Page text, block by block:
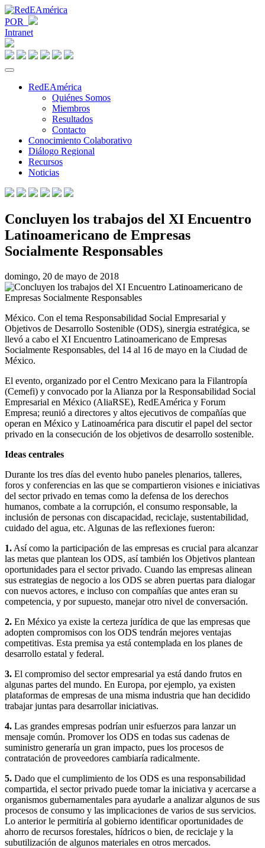
POR
Intranet
RedEAmérica
Quiénes Somos
Miembros
Resultados
Contacto
Conocimiento Colaborativo
Diálogo Regional
Recursos
Noticias
Concluyen los trabajos del XI Encuentro
Latinoamericano de Empresas
Socialmente Responsables
domingo, 20 de mayo de 2018
México. Con el tema Responsabilidad Social Empresarial y
Objetivos de Desarrollo Sostenible (ODS), sinergia estratégica, se
llevó a cabo el XI Encuentro Latinoamericano de Empresas
Socialmente Responsables, del 14 al 16 de mayo en la Ciudad de
México.
El evento, organizado por el Centro Mexicano para la Filantropía
(Cemefi) y convocado por la Alianza por la Responsabilidad Social
Empresarial en México (AliaRSE), RedEAmérica y Forum
Empresa; reunió a directores y altos ejecutivos de compañías que
operan en México y Latinoamérica para discutir el papel del sector
privado en la consecución de los objetivos de desarrollo sostenible.
Ideas centrales
Durante los tres días del evento hubo paneles plenarios, talleres,
foros y conferencias en las que se compartieron visiones e iniciativas
del sector privado en temas como la defensa de los derechos
humanos, combate a la corrupción, el consumo responsable, la
inclusión de personas con discapacidad, reciclaje, sustentabilidad,
cuidado del agua, etc. Algunas de las reflexiones fueron:
1. Así como la participación de las empresas es crucial para alcanzar
las metas que plantean los ODS, así también los Objetivos plantean
oportunidades para el sector privado. Cuando las empresas alinean
sus estrategias de negocio a los ODS se abren puertas para dialogar
con nuevos actores, e incluso con compañías que antes eran su
competencia, y por supuesto, manejar otro nivel de conversación.
2. En México ya existe la certeza jurídica de que las empresas que
adopten compromisos con los ODS tendrán mejores ventajas
competitivas. Esta premisa ya está contemplada en los planes de
desarrollo estatal y federal.
3. El compromiso del sector empresarial ya está dando frutos en
algunas partes del mundo. En Europa, por ejemplo, ya existen
plataformas de empresas de una misma industria que han decidido
trabajar juntas para desarrollar iniciativas.
4. Las grandes empresas podrían unir esfuerzos para lanzar un
mensaje común. Promover los ODS en todas sus cadenas de
suministro generaría un gran impacto, pues los procesos de
contratación de proveedores cambiaría radicalmente.
5. Dado que el cumplimiento de los ODS es una responsabilidad
compartida, el sector privado puede tomar la iniciativa y acercarse a
organismos gubernamentales para ayudarle a analizar algunos de sus
procesos de consumo y las implicaciones de varios de sus servicios.
Lo anterior le permitiría al gobierno identificar oportunidades de
ahorro de recursos forestales, hídricos o bien, de reciclaje y la
subutilización de algunos materiales en otros mercados.